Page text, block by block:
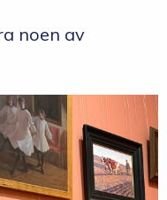
noen av